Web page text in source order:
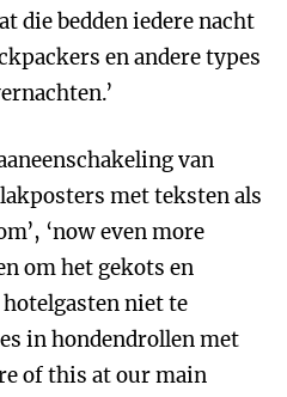
die bedden iedere nacht
en andere types
van
met teksten als
‘now even more
om het gekots en
hotelgasten niet te
in hondendrollen met
of this at our main